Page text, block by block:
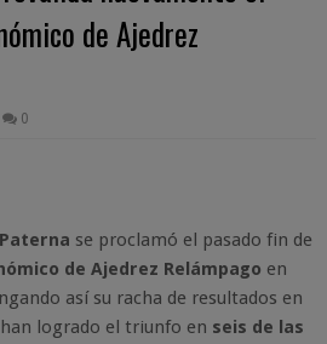
de Ajedrez
0
se proclamó el pasado fin de
de Ajedrez Relámpago en
así su racha de resultados en
logrado el triunfo en seis de las